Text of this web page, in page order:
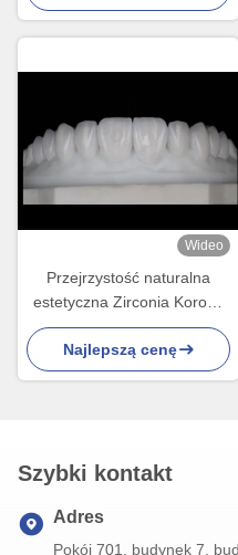
Wideo
Przejrzystość naturalna
estetyczna Zirconia Korony
Doskonała biologiczna
kompatybilność i
wytrzymałość
Najlepszą cenę
Szybki kontakt
Adres
Pokój 701, budynek 7,